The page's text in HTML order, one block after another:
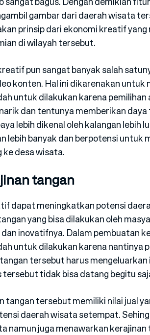
gambar dari daerah wisata
prinsip dari ekonomi kreatif yang
di wilayah tersebut.
pun sangat banyak salah
konten. Hal ini dikarenakan untuk
untuk dilakukan karena
dan tentunya memberikan
lebih dikenal oleh kalangan lebih
lebih banyak dan berpotensi untuk
ke desa wisata.
tangan
dapat meningkatkan potensi
yang bisa dilakukan oleh
inovatifnya. Dalam pembuatan
untuk dilakukan karena nantinya
tersebut harus mengeluarkan
tidak bisa datang begitu
tangan tersebut memiliki nilai jual
daerah wisata setempat.
namun juga menawarkan